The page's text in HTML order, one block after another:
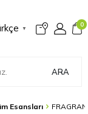
▼
0
ARA
Esansları